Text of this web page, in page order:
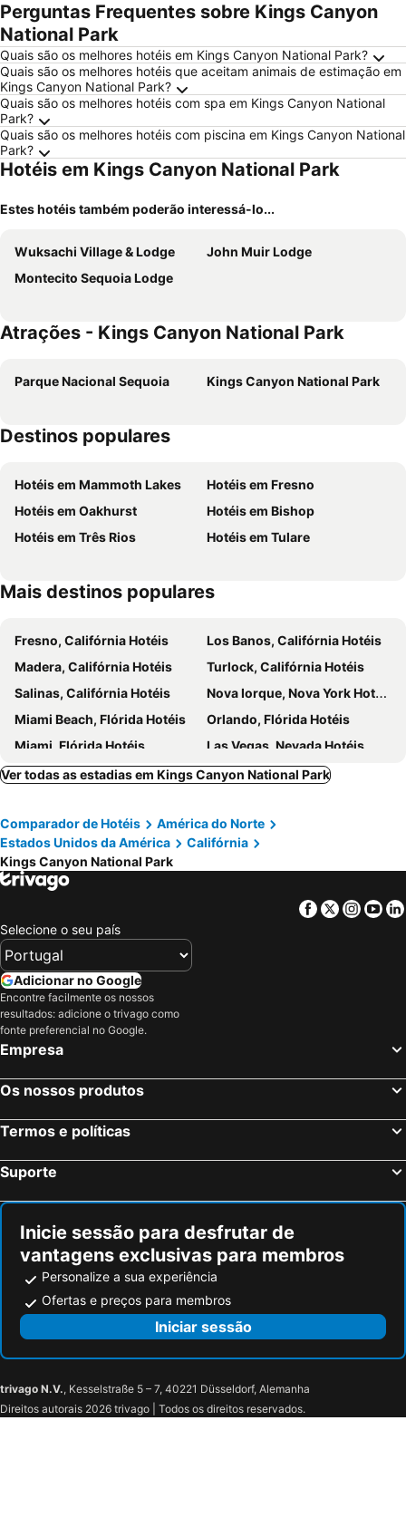
Perguntas Frequentes sobre Kings Canyon
National Park
Quais são os melhores hotéis em Kings Canyon National Park?
Quais são os melhores hotéis que aceitam animais de estimação em
Kings Canyon National Park?
Quais são os melhores hotéis com spa em Kings Canyon National
Park?
Quais são os melhores hotéis com piscina em Kings Canyon National
Park?
Hotéis em Kings Canyon National Park
Estes hotéis também poderão interessá-lo...
Wuksachi Village & Lodge
John Muir Lodge
Montecito Sequoia Lodge
Atrações - Kings Canyon National Park
Parque Nacional Sequoia Kings Canyon National Park
Destinos populares
Hotéis em Mammoth Lakes
Hotéis em Fresno
Hotéis em Oakhurst
Hotéis em Bishop
Hotéis em Três Rios
Hotéis em Tulare
Mais destinos populares
Fresno, Califórnia Hotéis
Los Banos, Califórnia Hotéis
Madera, Califórnia Hotéis
Turlock, Califórnia Hotéis
Salinas, Califórnia Hotéis
Nova Iorque, Nova York Hotéis
Miami Beach, Flórida Hotéis
Orlando, Flórida Hotéis
Miami, Flórida Hotéis
Las Vegas, Nevada Hotéis
Los Angeles, Califórnia Hotéis
Chicago, Ilinóis Hotéis
Ver todas as estadias em Kings Canyon National Park
Comparador de Hotéis
América do Norte
Estados Unidos da América
Califórnia
Kings Canyon National Park
Facebook
Twitter
Selecione o seu país
Adicionar no Google
Encontre facilmente os nossos
resultados: adicione o trivago como
fonte preferencial no Google.
Empresa
Os nossos produtos
Termos e políticas
Suporte
Inicie sessão para desfrutar de
vantagens exclusivas para membros
Personalize a sua experiência
Ofertas e preços para membros
Iniciar sessão
trivago N.V., Kesselstraße 5 – 7, 40221 Düsseldorf, Alemanha
Direitos autorais 2026 trivago | Todos os direitos reservados.